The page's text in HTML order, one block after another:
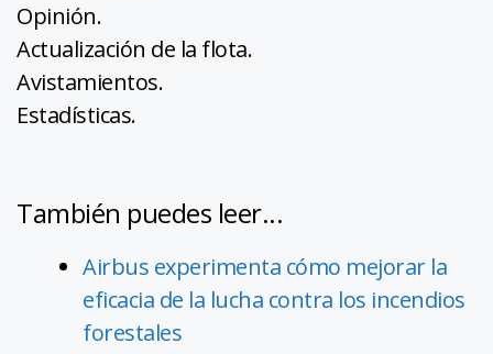
Opinión.
Actualización de la flota.
Avistamientos.
Estadísticas.
También puedes leer...
Airbus experimenta cómo mejorar la
eficacia de la lucha contra los incendios
forestales